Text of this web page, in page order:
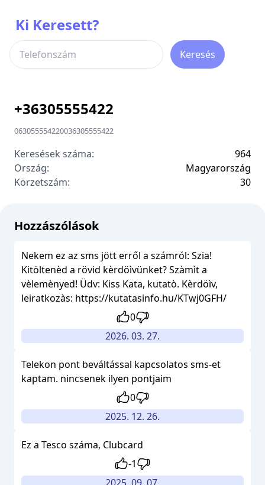
Ki Keresett?
Keresés
+36305555422
063055554220036305555422
Keresések száma:
964
Ország:
Magyarország
Körzetszám:
30
Hozzászólások
Nekem ez az sms jött erről a számról: Szia!
Kitöltenèd a rövid kèrdöìvünket? Szàmìt a
vèlemènyed! Üdv: Kiss Kata, kutatò. Kèrdöìv,
leiratkozàs: https://kutatasinfo.hu/KTwj0GFH/
0
2026. 03. 27.
Telekon pont beváltással kapcsolatos sms-et
kaptam. nincsenek ilyen pontjaim
0
2025. 12. 26.
Ez a Tesco száma, Clubcard
-1